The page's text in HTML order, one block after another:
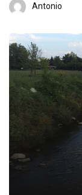
Antonio